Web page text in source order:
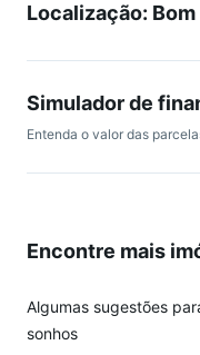
Localização: Bom
Simulador de
Entenda o valor das
Encontre mais
Algumas sugestões
sonhos